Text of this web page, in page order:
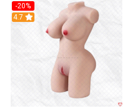
-20%
4.7